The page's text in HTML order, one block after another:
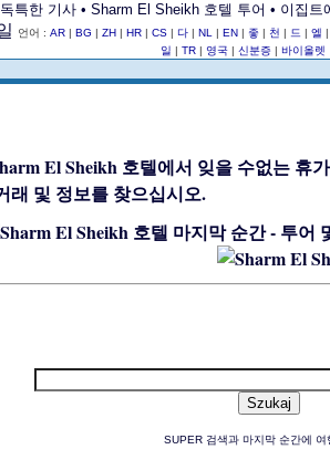
특한 기사 • Sharm El Sheikh 호텔 투어 • 이집
언어 : AR | BG | ZH | HR | CS | 다 | NL | EN | 좋 | 천 | 드 | 엘 |
일 | TR | 영국 | 신분증 | 바이올렛
SUPER 검색과 마지막 순간에 여